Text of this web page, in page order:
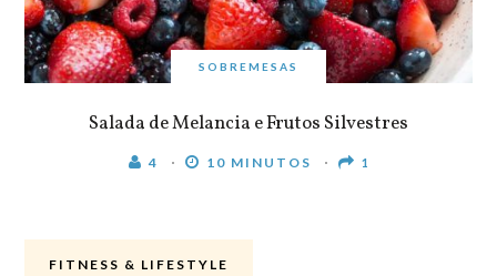
SOBREMESAS
Salada de Melancia e Frutos Silvestres
4 10 MINUTOS 1
FITNESS & LIFESTYLE